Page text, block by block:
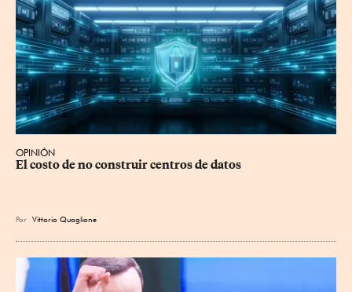
OPINIÓN
El costo de no construir centros de datos
Por Vittorio Quaglione